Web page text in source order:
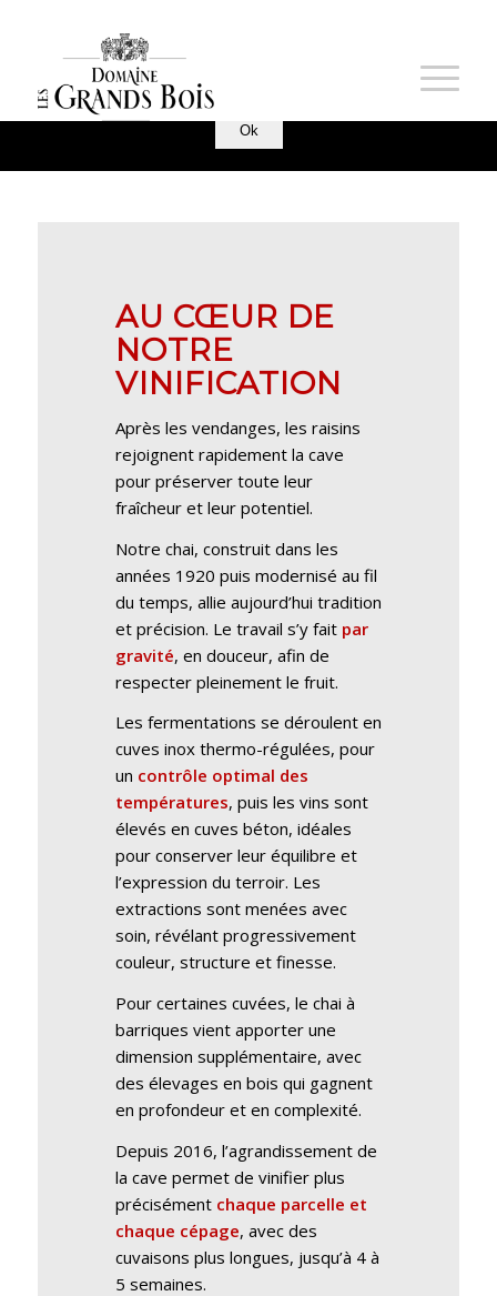
LA VINIFICATION AU
DOMAINE
AU CŒUR DE
NOTRE
VINIFICATION
Après les vendanges, les raisins
rejoignent rapidement la cave
pour préserver toute leur
fraîcheur et leur potentiel.
Notre chai, construit dans les
années 1920 puis modernisé au fil
du temps, allie aujourd’hui tradition
et précision. Le travail s’y fait par
gravité, en douceur, afin de
respecter pleinement le fruit.
Les fermentations se déroulent en
cuves inox thermo-régulées, pour
un contrôle optimal des
températures, puis les vins sont
élevés en cuves béton, idéales
pour conserver leur équilibre et
l’expression du terroir. Les
extractions sont menées avec
soin, révélant progressivement
couleur, structure et finesse.
Pour certaines cuvées, le chai à
barriques vient apporter une
dimension supplémentaire, avec
des élevages en bois qui gagnent
en profondeur et en complexité.
Depuis 2016, l’agrandissement de
la cave permet de vinifier plus
précisément chaque parcelle et
chaque cépage, avec des
cuvaisons plus longues, jusqu’à 4 à
5 semaines.
expérience sur notre site. Si vous continuez à utiliser ce
dernier, nous considérerons que vous acceptez l'utilisation des
Ok